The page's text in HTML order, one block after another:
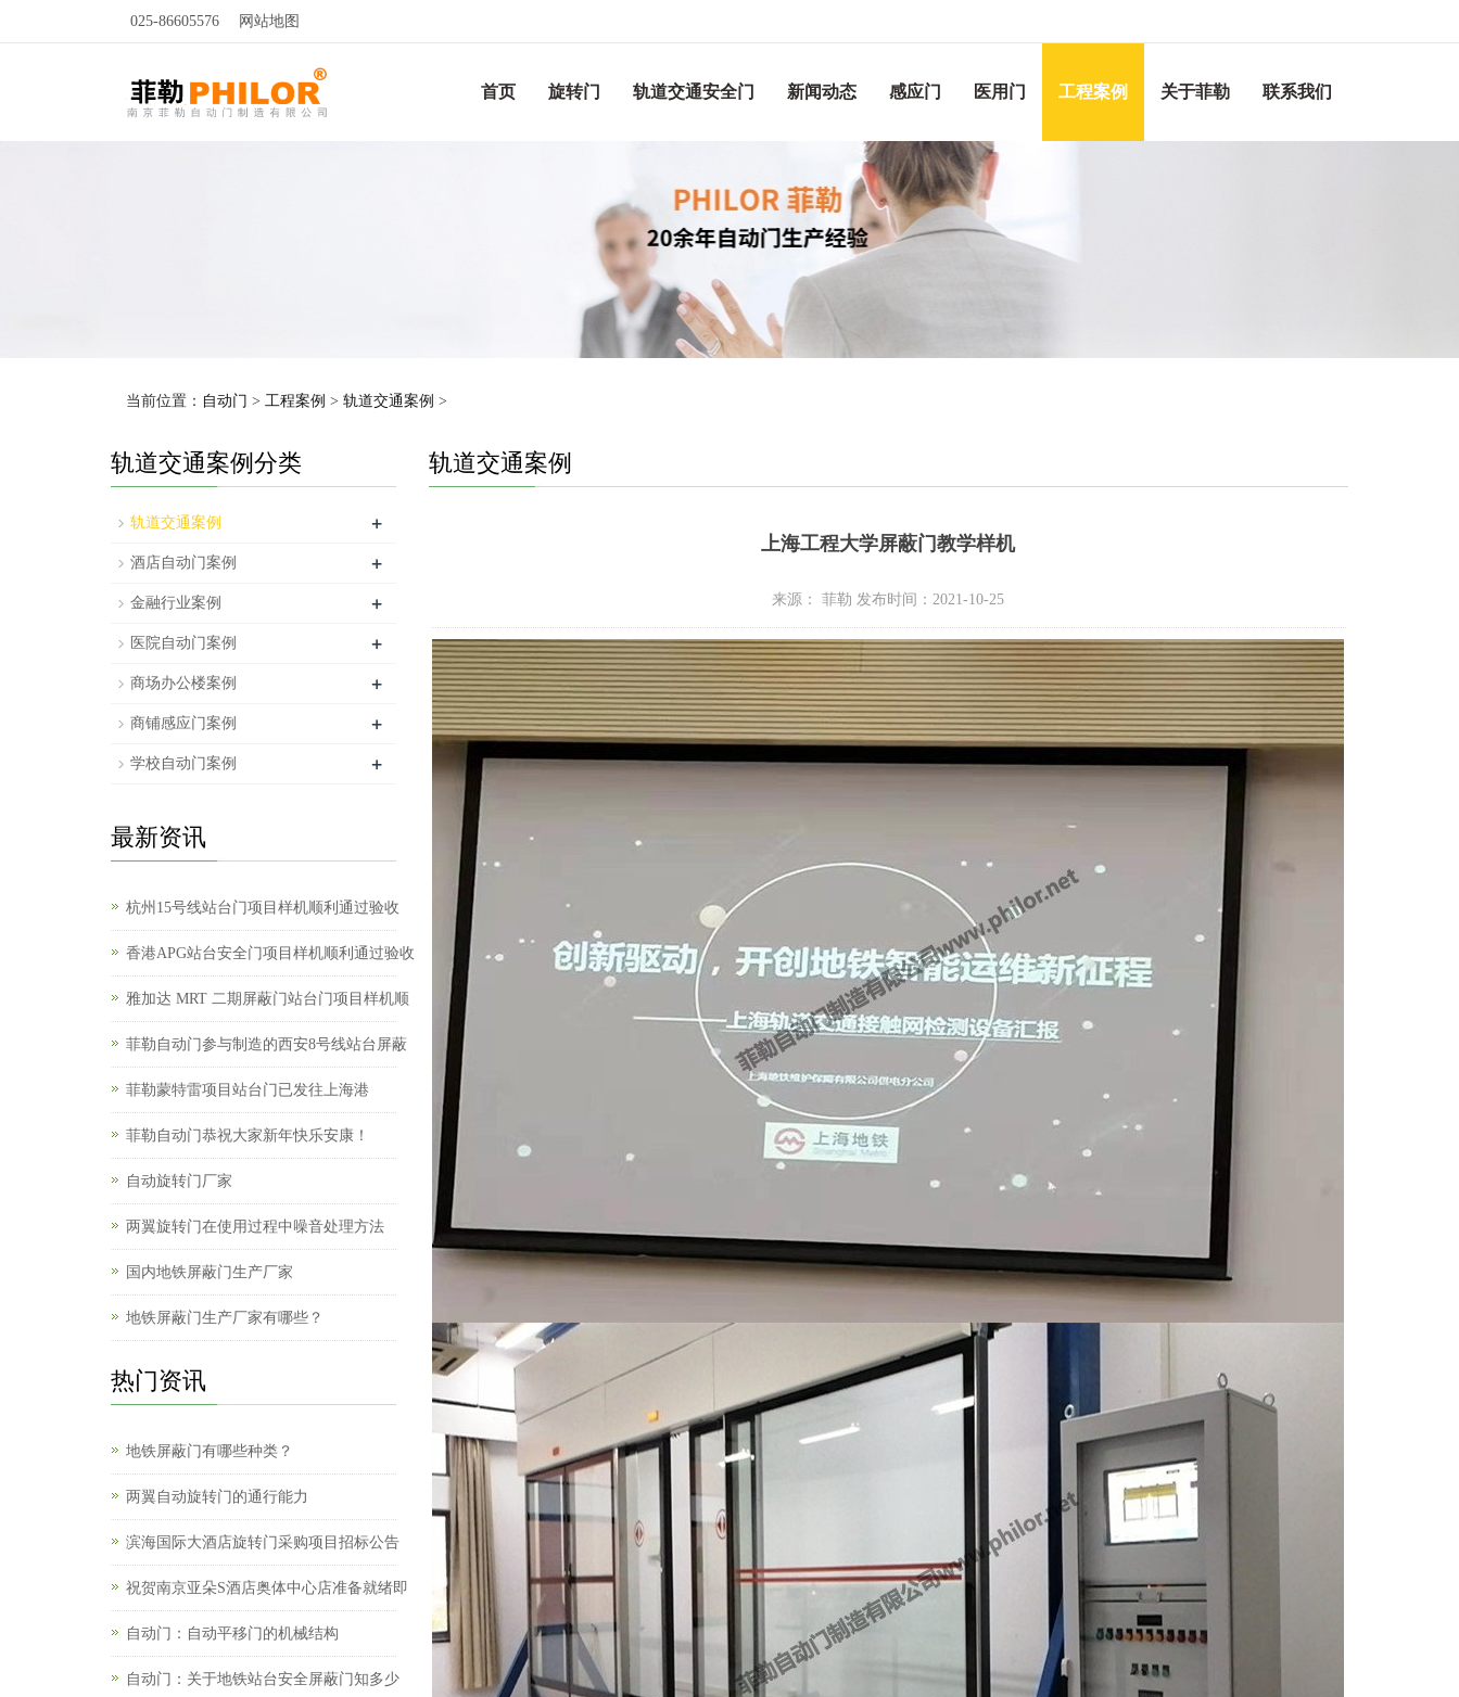
025-86605576 网站地图
首页 旋转门 轨道交通安全门 新闻动态 感应门 医用门 工程案例 关于菲勒 联系我们
当前位置： 自动门 > 工程案例 > 轨道交通案例 >
轨道交通案例
上海工程大学屏蔽门教学样机
来源： 菲勒 发布时间：2021-10-25
轨道交通案例分类
轨道交通案例 +
酒店自动门案例 +
金融行业案例 +
医院自动门案例 +
商场办公楼案例 +
商铺感应门案例 +
学校自动门案例 +
最新资讯
杭州15号线站台门项目样机顺利通过验收
香港APG站台安全门项目样机顺利通过验收
雅加达 MRT 二期屏蔽门站台门项目样机顺
菲勒自动门参与制造的西安8号线站台屏蔽
菲勒蒙特雷项目站台门已发往上海港
菲勒自动门恭祝大家新年快乐安康！
自动旋转门厂家
两翼旋转门在使用过程中噪音处理方法
国内地铁屏蔽门生产厂家
地铁屏蔽门生产厂家有哪些？
热门资讯
地铁屏蔽门有哪些种类？
两翼自动旋转门的通行能力
滨海国际大酒店旋转门采购项目招标公告
祝贺南京亚朵S酒店奥体中心店准备就绪即
自动门：自动平移门的机械结构
自动门：关于地铁站台安全屏蔽门知多少